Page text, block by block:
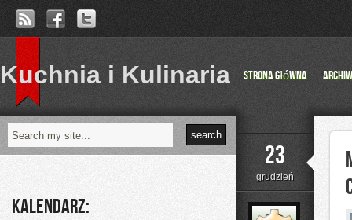
Kuchnia i Kulinaria Strona główna
23
grudzień
Kalendarz: